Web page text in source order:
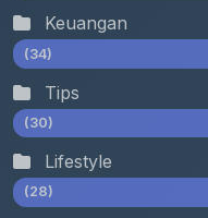
Keuangan
(34)
Tips
(30)
Lifestyle
(28)